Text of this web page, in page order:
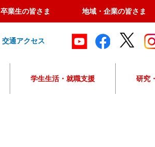
卒業生の皆さま 地域・企業の皆さま
交通アクセス
学生生活・就職支援 研究